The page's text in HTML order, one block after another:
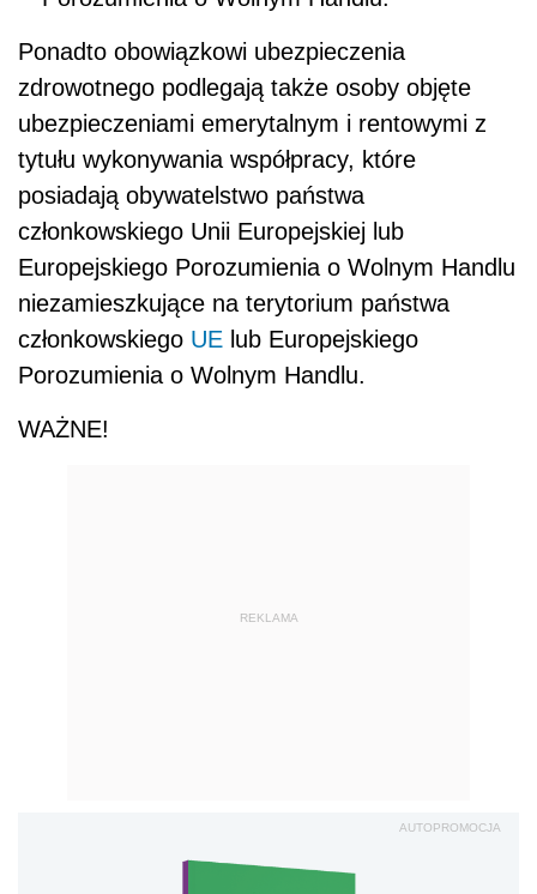
Ponadto obowiązkowi ubezpieczenia
zdrowotnego podlegają także osoby objęte
ubezpieczeniami emerytalnym i rentowymi z
tytułu wykonywania współpracy, które
posiadają obywatelstwo państwa
członkowskiego Unii Europejskiej lub
Europejskiego Porozumienia o Wolnym Handlu
niezamieszkujące na terytorium państwa
członkowskiego UE lub Europejskiego
Porozumienia o Wolnym Handlu.
WAŻNE!
REKLAMA
AUTOPROMOCJA